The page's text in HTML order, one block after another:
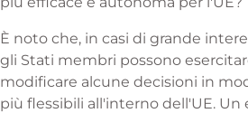
È noto che, in casi di grande
gli Stati membri possono
modificare alcune decisioni in
più flessibili all'interno dell'UE. Un